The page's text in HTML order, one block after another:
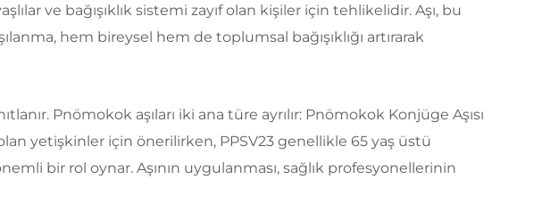
ve bağışıklık sistemi zayıf olan kişiler için tehlikelidir. Aşı, bu
hem bireysel hem de toplumsal bağışıklığı artırarak
Pnömokok aşıları iki ana türe ayrılır: Pnömokok Konjüge Aşısı
olan yetişkinler için önerilirken, PPSV23 genellikle 65 yaş üstü
bir rol oynar. Aşının uygulanması, sağlık profesyonellerinin